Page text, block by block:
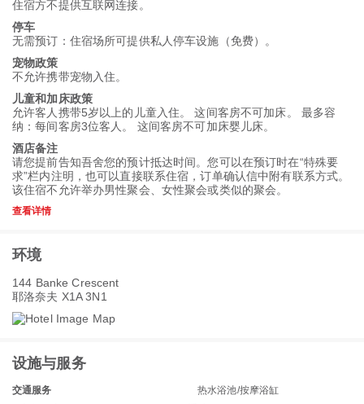
住宿方不提供互联网连接。
停车
无需预订：住宿场所可提供私人停车设施（免费）。
宠物政策
不允许携带宠物入住。
儿童和加床政策
允许客人携带5岁以上的儿童入住。 这间客房不可加床。 最多容
纳：每间客房3位客人。 这间客房不可加床婴儿床。
酒店备注
请您提前告知吾舍您的预计抵达时间。您可以在预订时在“特殊要
求”栏内注明，也可以直接联系住宿，订单确认信中附有联系方式。
该住宿不允许举办男性聚会、女性聚会或类似的聚会。
查看详情
环境
144 Banke Crescent
耶洛奈夫 X1A 3N1
设施与服务
交通服务
热水浴池/按摩浴缸